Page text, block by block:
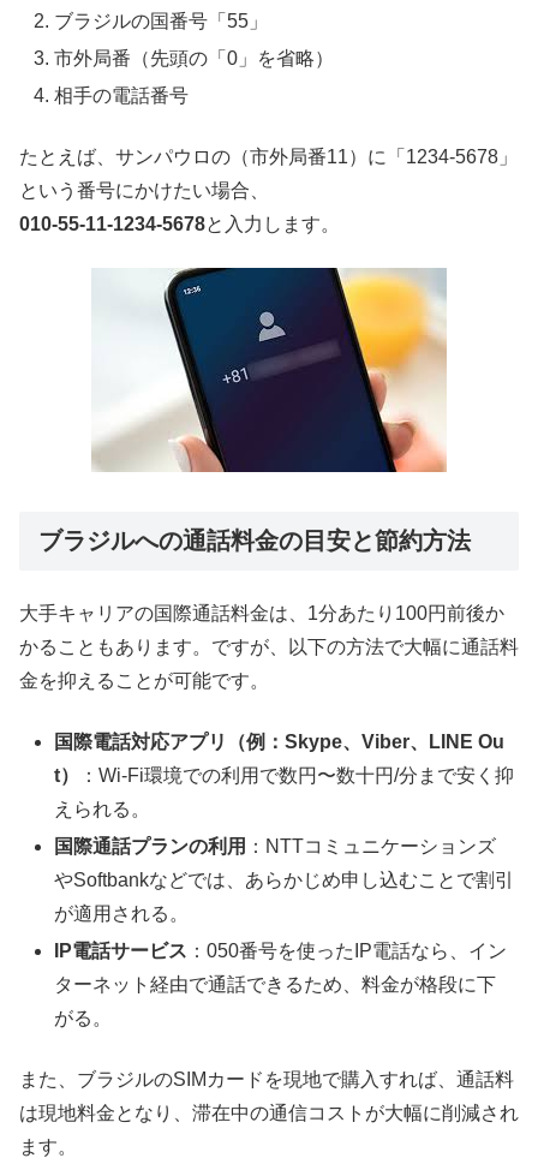
ブラジルの国番号「55」
市外局番（先頭の「0」を省略）
相手の電話番号
たとえば、サンパウロの（市外局番11）に「1234-5678」
という番号にかけたい場合、
010-55-11-1234-5678と入力します。
ブラジルへの通話料金の目安と節約方法
大手キャリアの国際通話料金は、1分あたり100円前後か
かることもあります。ですが、以下の方法で大幅に通話料
金を抑えることが可能です。
国際電話対応アプリ（例：Skype、Viber、LINE Ou
t）
：Wi-Fi環境での利用で数円〜数十円/分まで安く抑
えられる。
国際通話プランの利用 ：NTTコミュニケーションズ
やSoftbankなどでは、あらかじめ申し込むことで割引
が適用される。
IP電話サービス ：050番号を使ったIP電話なら、イン
ターネット経由で通話できるため、料金が格段に下
がる。
また、ブラジルのSIMカードを現地で購入すれば、通話料
は現地料金となり、滞在中の通信コストが大幅に削減され
ます。